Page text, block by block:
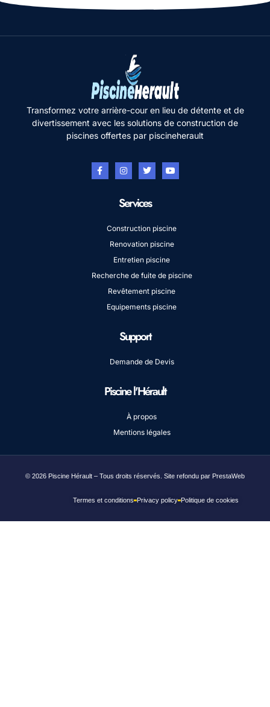
Transformez votre arrière-cour en lieu de détente et de
divertissement avec les solutions de construction de
piscines offertes par piscineherault
Services
Construction piscine
Renovation piscine
Entretien piscine
Recherche de fuite de piscine
Revêtement piscine
Equipements piscine
Support
Demande de Devis
Piscine l'Hérault
À propos
Mentions légales
© 2026 Piscine Hérault – Tous droits réservés. Site refondu par PrestaWeb
Termes et conditions Privacy policy Politique de cookies